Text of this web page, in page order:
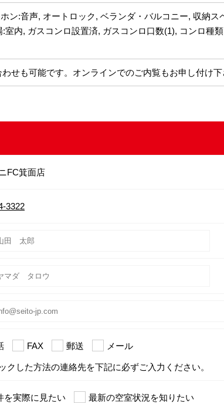
ン:音声, オートロック, ベランダ・バルコニー, 収納
室内, ガスコンロ設置済, ガスコンロ口数(1), コンロ種
せも可能です。オンラインでのご内覧もお申し付け下
FC箕面店
3322
FAX 郵送 メール
クした方法の連絡先を下記に必ずご入力ください。
を実際に見たい 最新の空室状況を知りたい